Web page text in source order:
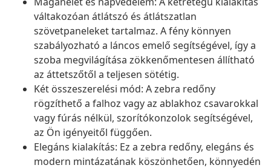
váltakozóan átlátszó és átlátszatlan
szövetpaneleket tartalmaz. A fény könnyen
szabályozható a láncos emelő segítségével, így a
szoba megvilágítása zökkenőmentesen állítható
az áttetszőtől a teljesen sötétig.
Két összeszerelési mód: A zebra redőny
rögzíthető a falhoz vagy az ablakhoz csavarokkal
vagy fúrás nélkül, szorítókonzolok segítségével,
az Ön igényeitől függően.
Elegáns kialakítás: Ez a zebra redőny, elegáns és
modern mintázatának köszönhetően, könnyedén